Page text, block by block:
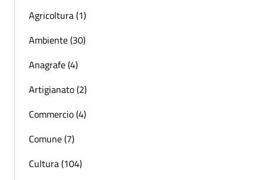
Agricoltura (1)
Ambiente (30)
Anagrafe (4)
Artigianato (2)
Commercio (4)
Comune (7)
Cultura (104)